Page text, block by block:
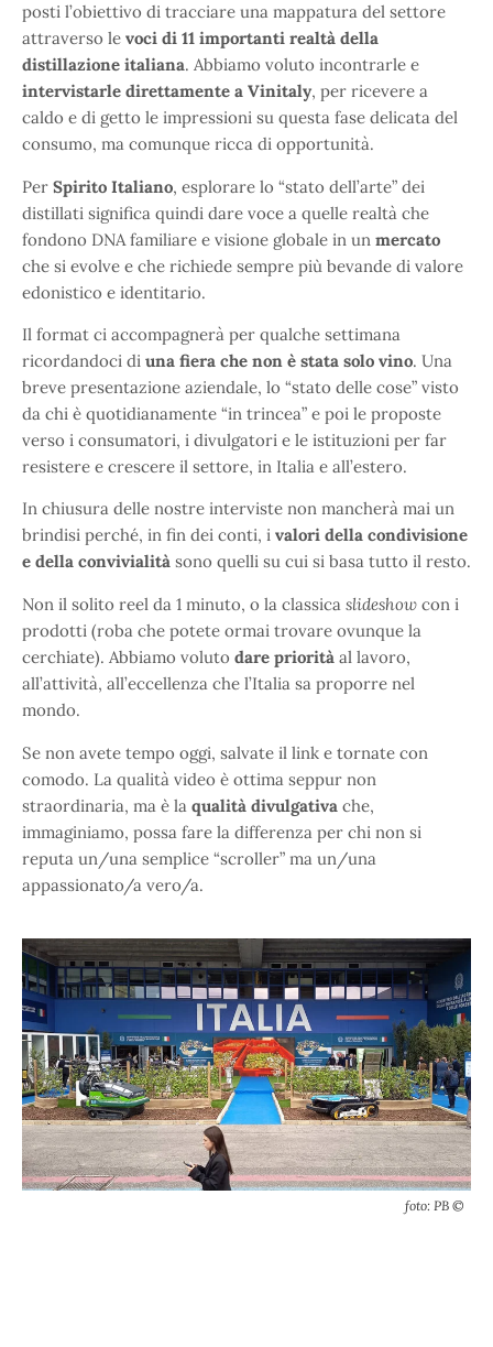
posti l’obiettivo di tracciare una mappatura del settore
attraverso le voci di 11 importanti realtà della
distillazione italiana. Abbiamo voluto incontrarle e
intervistarle direttamente a Vinitaly, per ricevere a
caldo e di getto le impressioni su questa fase delicata del
consumo, ma comunque ricca di opportunità.
Per Spirito Italiano, esplorare lo “stato dell’arte” dei
distillati significa quindi dare voce a quelle realtà che
fondono DNA familiare e visione globale in un mercato
che si evolve e che richiede sempre più bevande di valore
edonistico e identitario.
Il format ci accompagnerà per qualche settimana
ricordandoci di una fiera che non è stata solo vino. Una
breve presentazione aziendale, lo “stato delle cose” visto
da chi è quotidianamente “in trincea” e poi le proposte
verso i consumatori, i divulgatori e le istituzioni per far
resistere e crescere il settore, in Italia e all’estero.
In chiusura delle nostre interviste non mancherà mai un
brindisi perché, in fin dei conti, i valori della condivisione
e della convivialità sono quelli su cui si basa tutto il resto.
Non il solito reel da 1 minuto, o la classica slideshow con i
prodotti (roba che potete ormai trovare ovunque la
cerchiate). Abbiamo voluto dare priorità al lavoro,
all’attività, all’eccellenza che l’Italia sa proporre nel
mondo.
Se non avete tempo oggi, salvate il link e tornate con
comodo. La qualità video è ottima seppur non
straordinaria, ma è la qualità divulgativa che,
immaginiamo, possa fare la differenza per chi non si
reputa un/una semplice “scroller” ma un/una
appassionato/a vero/a.
foto: PB ©